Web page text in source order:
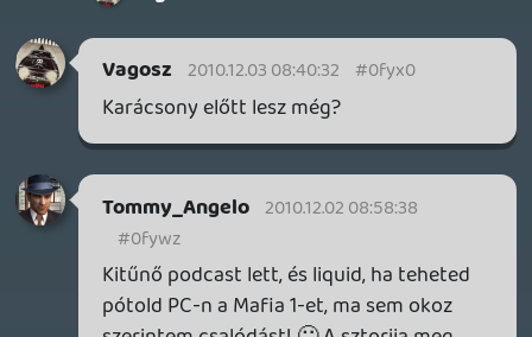
sittes79 2010.12.01 12:26:54 #0fywr
Akkor valószínűleg valami gond volt a
letöltéssel, és félbeszakadt.
1000rr 2010.12.01 11:27:41
1000rr 2010.12.01 11:27:41 #0fywp